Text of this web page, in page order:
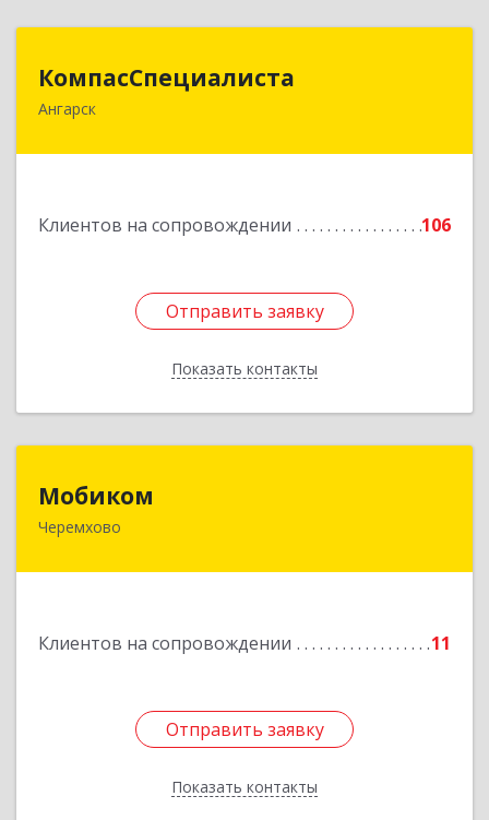
КомпасСпециалиста
Ангарск
Клиентов на сопровождении 106
Отправить заявку
Показать контакты
665826, Иркутская обл, Ангарск г, 12А мкр, дом
Отправить заявку
Назад
Мобиком
Черемхово
Клиентов на сопровождении 11
Отправить заявку
Показать контакты
Отправить заявку
Назад